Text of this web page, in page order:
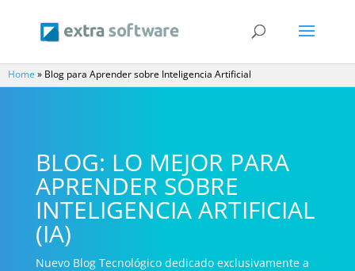
Home » Blog para Aprender sobre Inteligencia Artificial
BLOG: LO MEJOR PARA
APRENDER SOBRE
INTELIGENCIA ARTIFICIAL
(IA)
Nuevo Blog Tecnológico dedicado exclusivamente a